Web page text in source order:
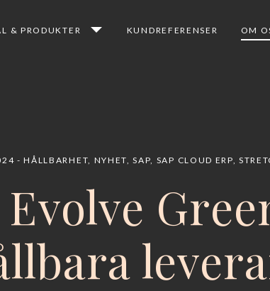
& PRODUKTER KUNDREFERENSER OM
HÅLLBARHET NYHET ,SAP SAP CLOUD ERP